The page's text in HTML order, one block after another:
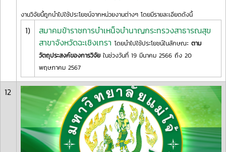
งานวิจัยนี้ถูกนำไปใช้ประโยชน์จากหน่วยงานต่างๆ โดยมีรายละเอียดดังนี้
1)
สมาคมข้าราชการบำเหน็จบำนาญกระทรวงสาธารณสุข
สาขาจังหวัดฉะเชิงเทรา โดยนำไปใช้ประโยชน์ในลักษณะ ตาม
วัตถุประสงค์ของการวิจัย ในช่วงวันที่ 19 มีนาคม 2566 ถึง 20
พฤษภาคม 2567
12